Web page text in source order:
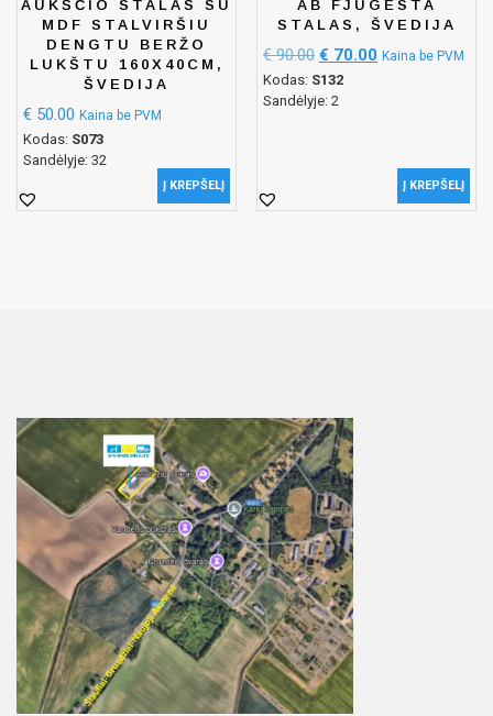
AUKŠČIO STALAS SU
MDF STALVIRŠIU
DENGTU BERŽO
LUKŠTU 160X40CM,
ŠVEDIJA
€ 50.00 Kaina be PVM
Kodas: S073
Sandėlyje: 32
Į KREPŠELĮ
AB FJUGESTA
STALAS, ŠVEDIJA
€90.00 € 70.00 Kaina be PVM
Kodas: S132
Sandėlyje: 2
Į KREPŠELĮ